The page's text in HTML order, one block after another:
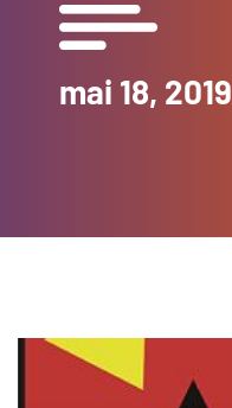
mai 18, 2019